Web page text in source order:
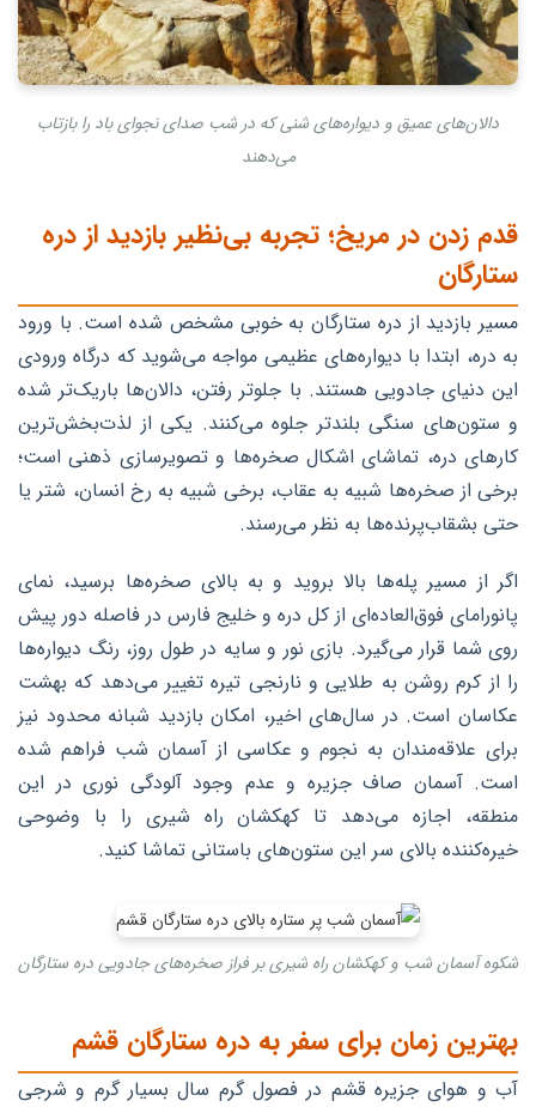
دالان‌های عمیق و دیواره‌های شنی که در شب صدای نجوای باد را بازتاب
می‌دهند
قدم زدن در مریخ؛ تجربه بی‌نظیر بازدید از دره
ستارگان
مسیر بازدید از دره ستارگان به خوبی مشخص شده است. با ورود
به دره، ابتدا با دیواره‌های عظیمی مواجه می‌شوید که درگاه ورودی
این دنیای جادویی هستند. با جلوتر رفتن، دالان‌ها باریک‌تر شده
و ستون‌های سنگی بلندتر جلوه می‌کنند. یکی از لذت‌بخش‌ترین
کارهای دره، تماشای اشکال صخره‌ها و تصویرسازی ذهنی است؛
برخی از صخره‌ها شبیه به عقاب، برخی شبیه به رخ انسان، شتر یا
حتی بشقاب‌پرنده‌ها به نظر می‌رسند.
اگر از مسیر پله‌ها بالا بروید و به بالای صخره‌ها برسید، نمای
پانورامای فوق‌العاده‌ای از کل دره و خلیج فارس در فاصله دور پیش
روی شما قرار می‌گیرد. بازی نور و سایه در طول روز، رنگ دیواره‌ها
را از کرم روشن به طلایی و نارنجی تیره تغییر می‌دهد که بهشت
عکاسان است. در سال‌های اخیر، امکان بازدید شبانه محدود نیز
برای علاقه‌مندان به نجوم و عکاسی از آسمان شب فراهم شده
است. آسمان صاف جزیره و عدم وجود آلودگی نوری در این
منطقه، اجازه می‌دهد تا کهکشان راه شیری را با وضوحی
خیره‌کننده بالای سر این ستون‌های باستانی تماشا کنید.
شکوه آسمان شب و کهکشان راه شیری بر فراز صخره‌های جادویی دره ستارگان
بهترین زمان برای سفر به دره ستارگان قشم
آب و هوای جزیره قشم در فصول گرم سال بسیار گرم و شرجی